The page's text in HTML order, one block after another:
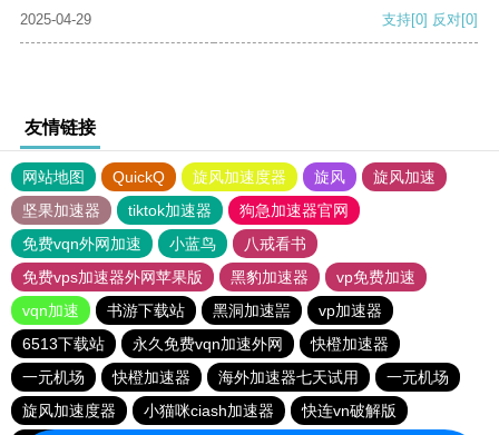
2025-04-29 支持[0] 反对[0]
友情链接
网站地图 QuickQ 旋风加速度器 旋风
旋风加速
坚果加速器
tiktok加速器
狗急加速器官网
免费vqn外网加速
小蓝鸟
八戒看书
免费vps加速器外网苹果版
黑豹加速器
vp免费加速
vqn加速
书游下载站 黑洞加速噐
vp加速器
6513下载站
永久免费vqn加速外网
快橙加速器
一元机场
快橙加速器 海外加速器七天试用
一元机场
旋风加速度器
小猫咪ciash加速器 快连vn破解版